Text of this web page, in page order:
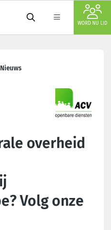
WORD NU LID
Nieuws
overheid
Volg onze